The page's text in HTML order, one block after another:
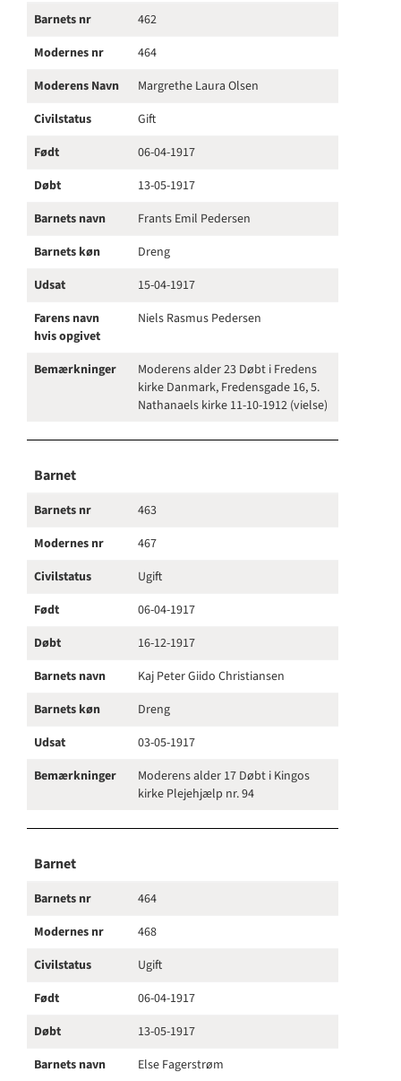
Barnets nr
462
Modernes nr
464
Moderens Navn
Margrethe Laura Olsen
Civilstatus
Gift
Født
06-04-1917
Døbt
13-05-1917
Barnets navn
Frants Emil Pedersen
Barnets køn
Dreng
Udsat
15-04-1917
Farens navn
hvis opgivet
Niels Rasmus Pedersen
Bemærkninger
Moderens alder 23 Døbt i Fredens
kirke Danmark, Fredensgade 16, 5.
Nathanaels kirke 11-10-1912 (vielse)
Barnet
Barnets nr
463
Modernes nr
467
Civilstatus
Ugift
Født
06-04-1917
Døbt
16-12-1917
Barnets navn
Kaj Peter Giido Christiansen
Barnets køn
Dreng
Udsat
03-05-1917
Bemærkninger
Moderens alder 17 Døbt i Kingos
kirke Plejehjælp nr. 94
Barnet
Barnets nr
464
Modernes nr
468
Civilstatus
Ugift
Født
06-04-1917
Døbt
13-05-1917
Barnets navn
Else Fagerstrøm